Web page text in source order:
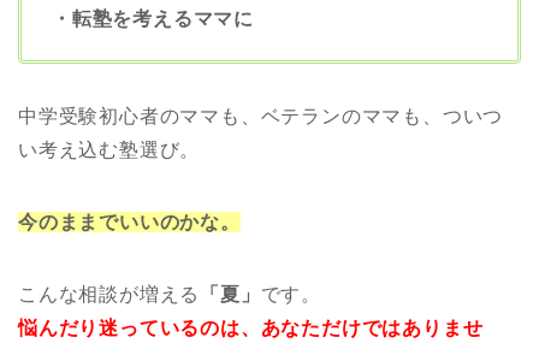
・転塾を考えるママに
中学受験初心者のママも、ベテランのママも、ついつ
い考え込む塾選び。
今のままでいいのかな。
こんな相談が増える 「夏」 です。
悩んだり迷っているのは、あなただけではありませ